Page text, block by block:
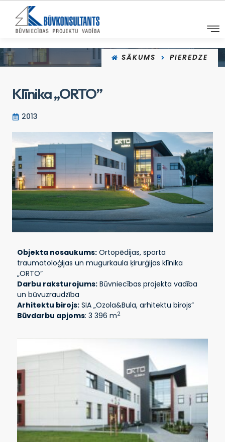
SĀKUMS PIEREDZE
Klīnika „ORTO”
2013
Objekta nosaukums: Ortopēdijas, sporta
traumatoloģijas un mugurkaula ķirurģijas klīnika
„ORTO”
Darbu raksturojums: Būvniecības projekta vadība
un būvuzraudzība
Arhitektu birojs: SIA „Ozola&Bula, arhitektu birojs”
Būvdarbu apjoms: 3 396 m2